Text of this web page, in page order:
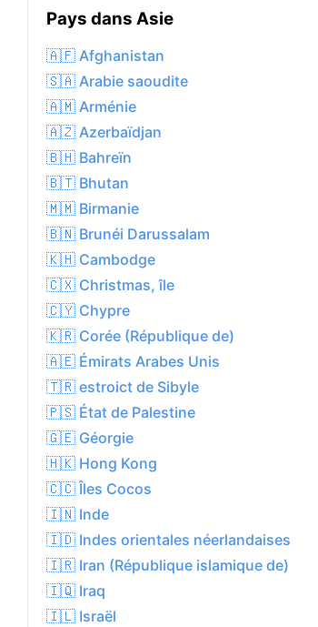
Pays dans Asie
🇦🇫 Afghanistan
🇸🇦 Arabie saoudite
🇦🇲 Arménie
🇦🇿 Azerbaïdjan
🇧🇭 Bahreïn
🇧🇹 Bhutan
🇲🇲 Birmanie
🇧🇳 Brunéi Darussalam
🇰🇭 Cambodge
🇨🇽 Christmas, île
🇨🇾 Chypre
🇰🇷 Corée (République de)
🇦🇪 Émirats Arabes Unis
🇹🇷 estroict de Sibyle
🇵🇸 État de Palestine
🇬🇪 Géorgie
🇭🇰 Hong Kong
🇨🇨 Îles Cocos
🇮🇳 Inde
🇮🇩 Indes orientales néerlandaises
🇮🇷 Iran (République islamique de)
🇮🇶 Iraq
🇮🇱 Israël